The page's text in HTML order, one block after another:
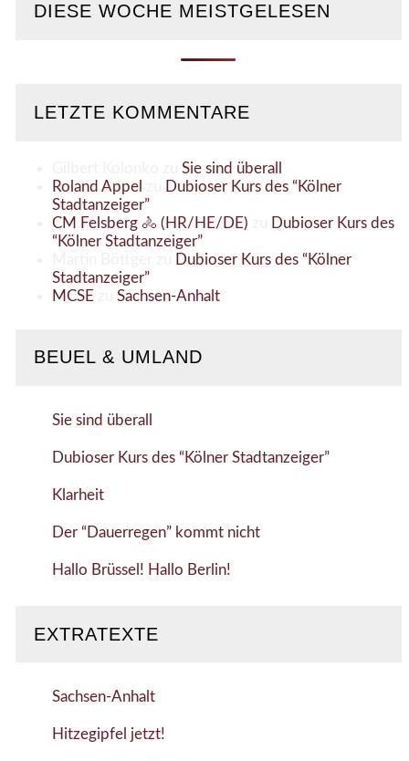
DIESE WOCHE MEISTGELESEN
LETZTE KOMMENTARE
Sie sind überall
Roland Appel
Dubioser Kurs des “Kölner
Stadtanzeiger”
CM Felsberg 🚴 (HR/HE/DE)
Dubioser Kurs des
“Kölner Stadtanzeiger”
Dubioser Kurs des “Kölner
Stadtanzeiger”
MCSE
Sachsen-Anhalt
BEUEL & UMLAND
Sie sind überall
Dubioser Kurs des “Kölner Stadtanzeiger”
Klarheit
Der “Dauerregen” kommt nicht
Hallo Brüssel! Hallo Berlin!
EXTRATEXTE
Sachsen-Anhalt
Hitzegipfel jetzt!